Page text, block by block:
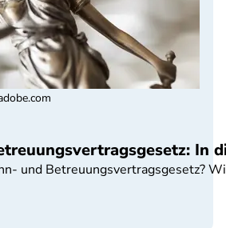
In
und Betreuungsvertragsgesetz?